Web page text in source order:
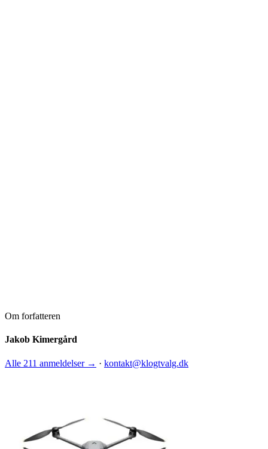
Om forfatteren
Jakob Kimergård
Alle 211 anmeldelser → · kontakt@klogtvalg.dk